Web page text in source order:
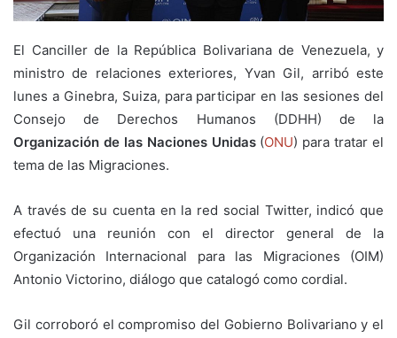
El Canciller de la República Bolivariana de Venezuela, y
ministro de relaciones exteriores, Yvan Gil, arribó este
lunes a Ginebra, Suiza, para participar en las sesiones del
Consejo de Derechos Humanos (DDHH) de la
Organización de las Naciones Unidas(ONU) para tratar el
tema de las Migraciones.
A través de su cuenta en la red social Twitter, indicó que
efectuó una reunión con el director general de la
Organización Internacional para las Migraciones (OIM)
Antonio Victorino, diálogo que catalogó como cordial.
Gil corroboró el compromiso del Gobierno Bolivariano y el